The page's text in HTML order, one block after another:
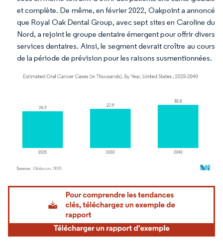
et complète. De même, en février 2022, Oakpoint a annoncé
que Royal Oak Dental Group, avec sept sites en Caroline du
Nord, a rejoint le groupe dentaire émergent pour offrir divers
services dentaires. Ainsi, le segment devrait croître au cours
de la période de prévision pour les raisons susmentionnées.
Image © Mordor Intelligence. La réutilisation nécessite une attribution sous CC BY